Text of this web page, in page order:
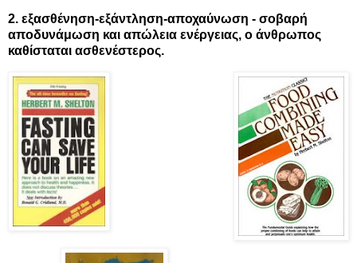
2. εξασθένηση-εξάντληση-αποχαύνωση - σοβαρή
αποδυνάμωση και απώλεια ενέργειας, ο άνθρωπος
καθίσταται ασθενέστερος.